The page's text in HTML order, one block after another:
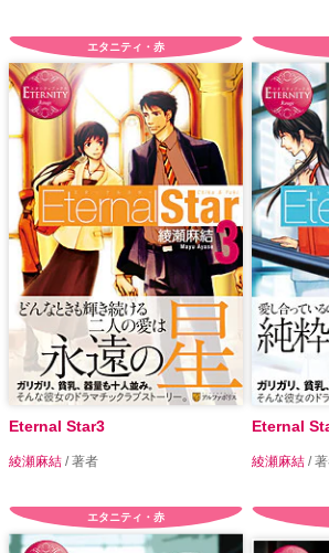
エタニティ・赤
Eternal Star3
綾瀬麻結 / 著者
Eternal
綾瀬麻結 /
エタニティ・赤